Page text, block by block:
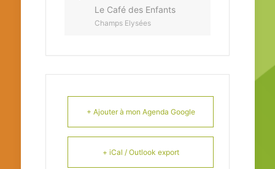
Le Café des Enfants
Champs Elysées
+ Ajouter à mon Agenda Google
+ iCal / Outlook export